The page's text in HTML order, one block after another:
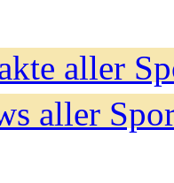
aller
aller